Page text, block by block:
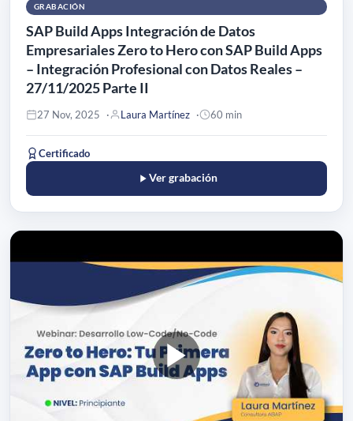
GRABACIÓN
SAP Build Apps Integración de Datos
Empresariales Zero to Hero con SAP Build Apps
– Integración Profesional con Datos Reales –
27/11/2025 Parte II
27 Nov, 2025 Laura Martínez 60 min
Certificado
Ver grabación